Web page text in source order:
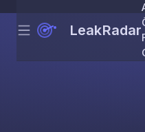
Menu LeakRadar